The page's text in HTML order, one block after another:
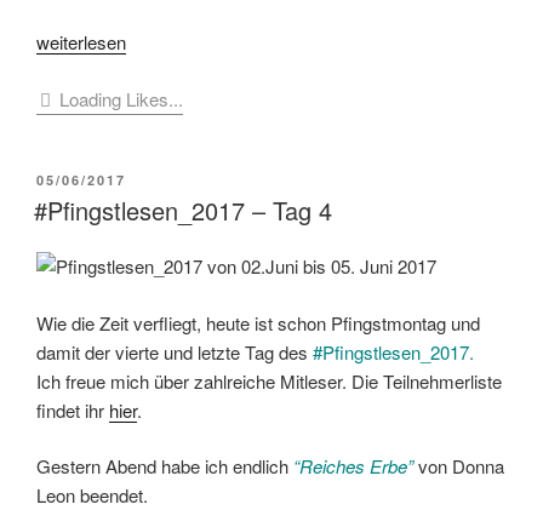
„[Buchbesprechung]
Conti
Mortale“
weiterlesen
Loading Likes...
VERÖFFENTLICHT
AM
05/06/2017
#Pfingstlesen_2017 – Tag 4
Wie die Zeit verfliegt, heute ist schon Pfingstmontag und
damit der vierte und letzte Tag des #Pfingstlesen_2017.
Ich freue mich über zahlreiche Mitleser. Die Teilnehmerliste
findet ihr hier.
Gestern Abend habe ich endlich “Reiches Erbe”von Donna
Leon beendet.